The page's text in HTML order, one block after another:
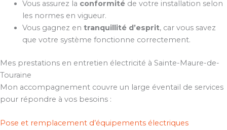
Vous assurez la conformitéde votre installation selon
les normes en vigueur.
Vous gagnez en tranquillité d’esprit, car vous savez
que votre système fonctionne correctement.
Mes prestations en entretien électricité à Sainte-Maure-de-
Touraine
Mon accompagnement couvre un large éventail de services
pour répondre à vos besoins :
Pose et remplacement d’équipements électriques